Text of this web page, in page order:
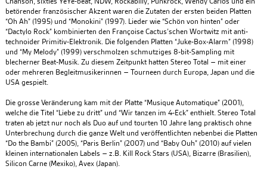
betörender französischer Akzent waren die Zutaten der ersten beiden Platten
“Oh Ah” (1995) und “Monokini” (1997). Lieder wie “Schön von hinten” oder
“Dactylo Rock” kombinierten den Françoise Cactus’schen Wortwitz mit anti-
technoider Primitiv-Elektronik. Die folgenden Platten “Juke-Box-Alarm” (1998)
und “My Melody” (1999) verschmolzen schmutziges 8-bit-Sampling mit
blecherner Beat-Musik. Zu diesem Zeitpunkt hatten Stereo Total – mit einer
oder mehreren Begleitmusikerinnen – Tourneen durch Europa, Japan und die
USA gespielt.
Die grosse Veränderung kam mit der Platte “Musique Automatique” (2001),
welche die Titel “Liebe zu dritt” und “Wir tanzen im 4-Eck” enthielt. Stereo Total
traten ab jetzt nur noch als Duo auf und tourten 10 Jahre lang praktisch ohne
Unterbrechung durch die ganze Welt und veröffentlichten nebenbei die Platten
“Do the Bambi” (2005), “Paris Berlin” (2007) und “Baby Ouh” (2010) auf vielen
kleinen internationalen Labels – z.B. Kill Rock Stars (USA), Bizarre (Brasilien),
Silicon Carne (Mexiko), Avex (Japan).